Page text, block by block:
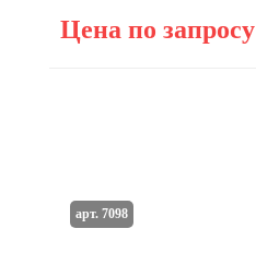
Цена по запросу
арт. 7098